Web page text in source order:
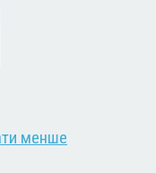
менше